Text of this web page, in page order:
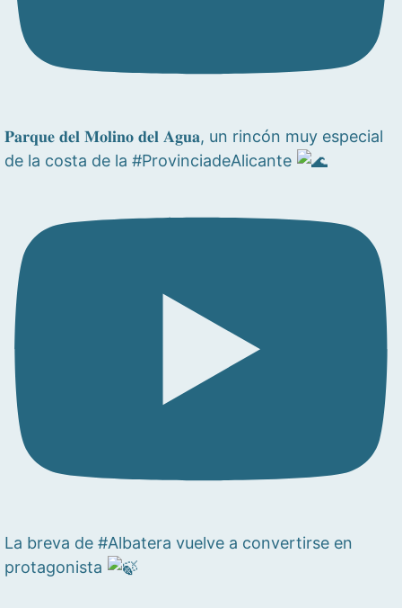
𝐏𝐚𝐫𝐪𝐮𝐞 𝐝𝐞𝐥 𝐌𝐨𝐥𝐢𝐧𝐨 𝐝𝐞𝐥 𝐀𝐠𝐮𝐚, un rincón muy especial
de la costa de la #ProvinciadeAlicante
La breva de #Albatera vuelve a convertirse en
protagonista